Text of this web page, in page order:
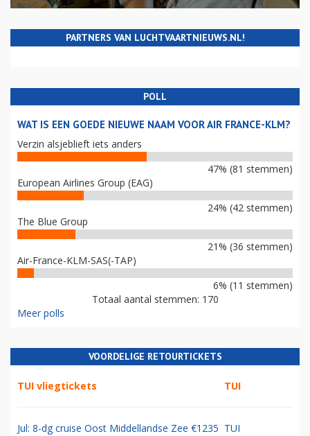
PARTNERS VAN LUCHTVAARTNIEUWS.NL!
POLL
WAT IS EEN GOEDE NIEUWE NAAM VOOR AIR FRANCE-KLM?
Verzin alsjeblieft iets anders
47% (81 stemmen)
European Airlines Group (EAG)
24% (42 stemmen)
The Blue Group
21% (36 stemmen)
Air-France-KLM-SAS(-TAP)
6% (11 stemmen)
Totaal aantal stemmen: 170
Meer polls
VOORDELIGE RETOURTICKETS
TUI vliegtickets TUI
Jul: 8-dg cruise Oost Middellandse Zee €1235 TUI